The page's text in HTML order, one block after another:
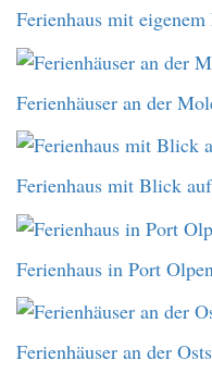
Ferienhaus mit
Ferienhäuser an der
Ferienhaus mit Blick
Ferienhaus in Port
Ferienhäuser an der